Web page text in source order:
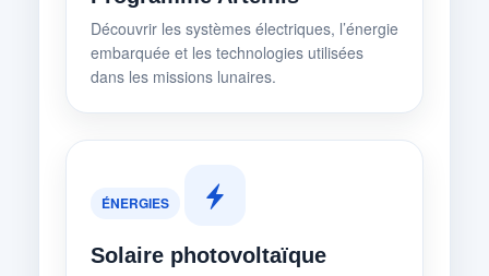
Découvrir les systèmes électriques, l’énergie
embarquée et les technologies utilisées
dans les missions lunaires.
ÉNERGIES
Solaire photovoltaïque